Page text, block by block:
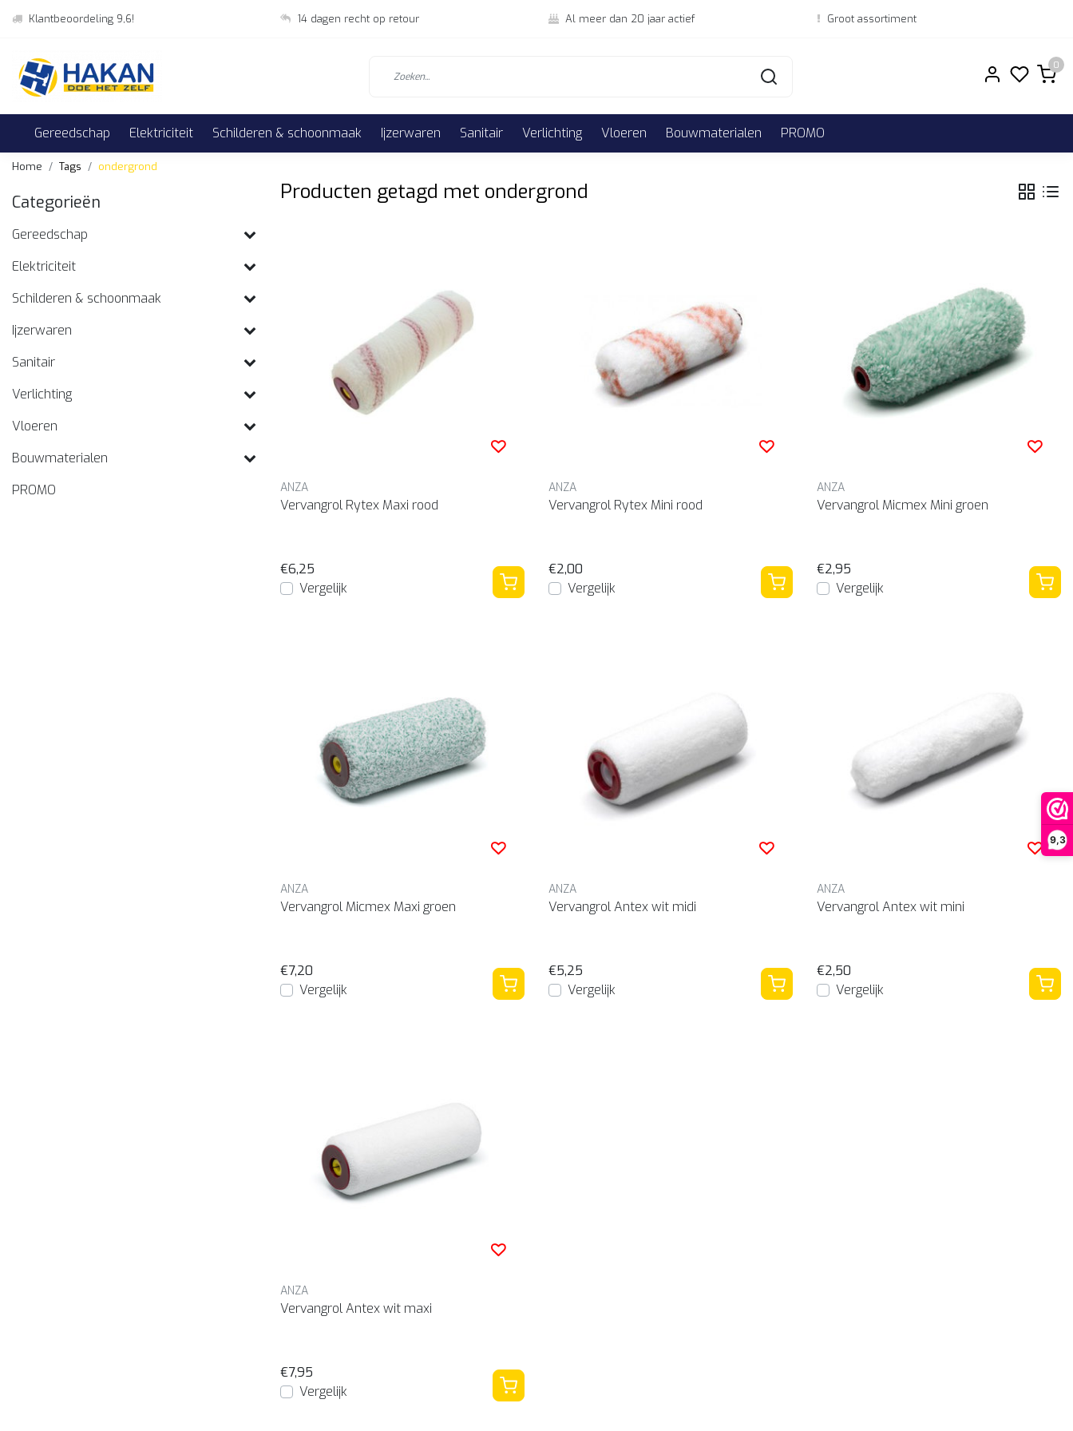
9,3
Klantbeoordeling 9,6! 14 dagen recht op retour Al meer dan 20 jaar actief Groot assortiment
0
Gereedschap Elektriciteit Schilderen & schoonmaak Ijzerwaren Sanitair Verlichting Vloeren Bouwmaterialen PROMO
Home Tags ondergrond
Categorieën
Gereedschap
Elektriciteit
Schilderen & schoonmaak
Ijzerwaren
Sanitair
Verlichting
Vloeren
Bouwmaterialen
PROMO
Producten getagd met ondergrond
ANZA
Vervangrol Rytex Maxi rood
€6,25
Vergelijk
ANZA
Vervangrol Rytex Mini rood
€2,00
Vergelijk
ANZA
Vervangrol Micmex Mini groen
€2,95
Vergelijk
ANZA
Vervangrol Micmex Maxi groen
€7,20
Vergelijk
ANZA
Vervangrol Antex wit midi
€5,25
Vergelijk
ANZA
Vervangrol Antex wit mini
€2,50
Vergelijk
ANZA
Vervangrol Antex wit maxi
€7,95
Vergelijk